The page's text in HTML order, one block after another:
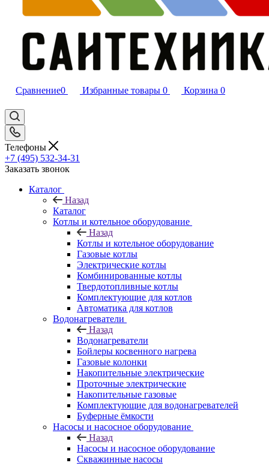
Сравнение0 Избранные товары 0 Корзина 0
Телефоны
+7 (495) 532‑34‑31
Заказать звонок
Каталог
Назад
Каталог
Котлы и котельное оборудование
Назад
Котлы и котельное оборудование
Газовые котлы
Электрические котлы
Комбинированные котлы
Твердотопливные котлы
Комплектующие для котлов
Автоматика для котлов
Водонагреватели
Назад
Водонагреватели
Бойлеры косвенного нагрева
Газовые колонки
Накопительные электрические
Проточные электрические
Накопительные газовые
Комплектующие для водонагревателей
Буферные ёмкости
Насосы и насосное оборудование
Назад
Насосы и насосное оборудование
Скважинные насосы